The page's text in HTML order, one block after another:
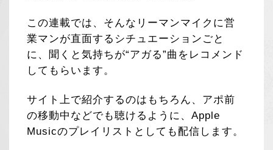
この連載では、そんなリーマンマイクに営
業マンが直面するシチュエーションごと
に、聞くと気持ちが“アガる”曲をレコメンド
してもらいます。
サイト上で紹介するのはもちろん、アポ前
の移動中などでも聴けるように、Apple
Musicのプレイリストとしても配信します。